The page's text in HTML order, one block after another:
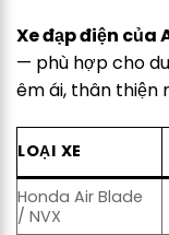
Xe đạp điện của
— phù hợp cho
êm ái, thân thiện
LOẠI XE
Honda Air Blade
/ NVX